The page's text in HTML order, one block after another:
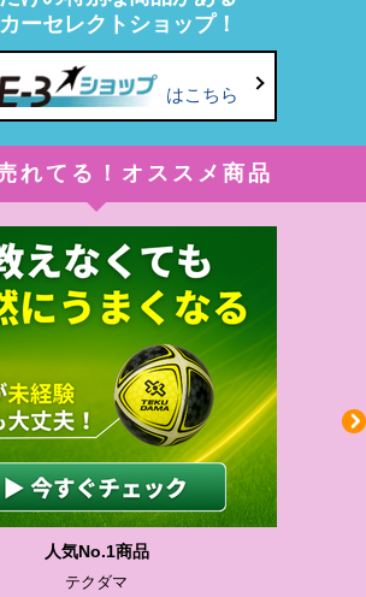
ーセレクトショップ！
はこちら
れてる！オススメ商品
りやすい質問に沿って書ける
サカイクサッカーノート